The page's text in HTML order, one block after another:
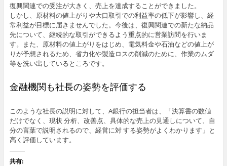
復興関連での受注が大きく、売上を達成することができました。
しかし、原材料の値上がりや大口取引での利益率の低下が影響し、経
常利益が目標に届きませんでした。今後は、復興関連での新たな納品
先について、継続的な取引ができるよう重点的に営業訪問を行いま
す。また、原材料の値上がりをはじめ、電気料金や石油などの値上が
りが予想されるため、省力化や製造ロスの削減のために、作業のムダ
等を洗い出しているところです。
金融機関も社長の姿勢を評価する
このような社長の説明に対して、A銀行の担当者は、「決算書の数値
だけでなく、現状 分析、改善点、具体的な売上の見通しについて、自
分の言葉で説明されるので、経営に対 する姿勢がよくわかります」と
高く評価しています。
共有: